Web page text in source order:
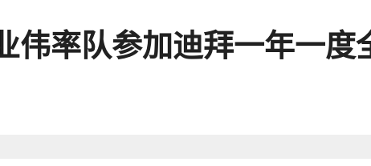
伟率队参加迪拜一年一度